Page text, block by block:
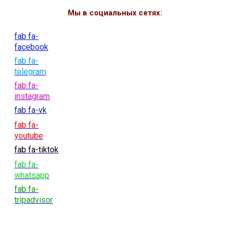
Мы в социальных сетях:
fab fa-
facebook
fab fa-
telegram
fab fa-
instagram
fab fa-vk
fab fa-
youtube
fab fa-tiktok
fab fa-
whatsapp
fab fa-
tripadvisor